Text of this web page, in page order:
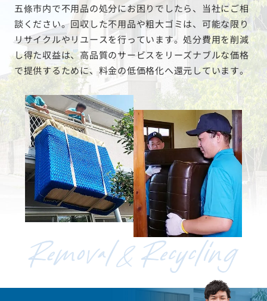
五條市内で不用品の処分にお困りでしたら、当社にご相
談ください。回収した不用品や粗大ゴミは、可能な限り
リサイクルやリユースを行っています。処分費用を削減
し得た収益は、高品質のサービスをリーズナブルな価格
で提供するために、料金の低価格化へ還元しています。